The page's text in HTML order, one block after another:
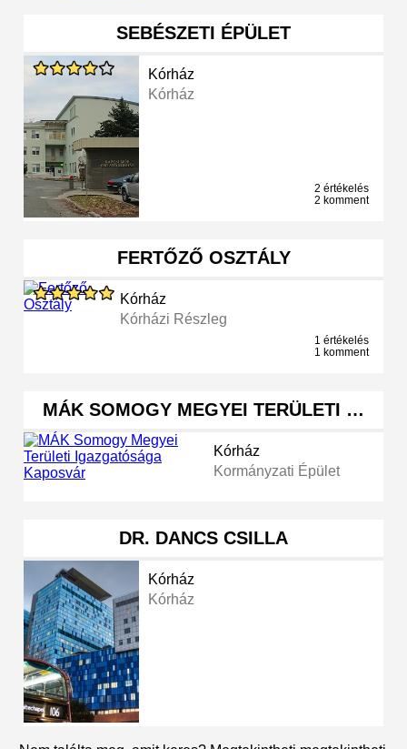
SEBÉSZETI ÉPÜLET
Kórház
Kórház
2 értékelés
2 komment
FERTŐZŐ OSZTÁLY
Kórház
Kórházi Részleg
1 értékelés
1 komment
MÁK SOMOGY MEGYEI TERÜLETI …
Kórház
Kormányzati Épület
DR. DANCS CSILLA
Kórház
Kórház